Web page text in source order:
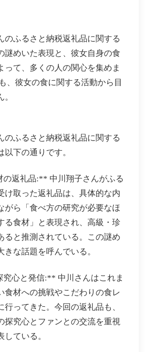
のふるさと納税返礼品に関する
謎めいた表現と、彼女自身の食
って、多くの人の関心を集めま
、彼女の食に関する活動から目
のふるさと納税返礼品に関する
以下の通りです。
返礼品:** 中川翔子さんがふる
け取った返礼品は、具体的な内
がら「食べ方の研究が必要なほ
る食材」と表現され、高級・珍
ると推測されている。この謎め
きな話題を呼んでいる。
心と発信:** 中川さんはこれま
食材への挑戦やこだわりの食レ
行ってきた。今回の返礼品も、
探究心とファンとの交流を重視
している。